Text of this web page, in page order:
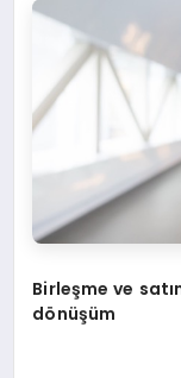
Birleşme ve
dönüşüm